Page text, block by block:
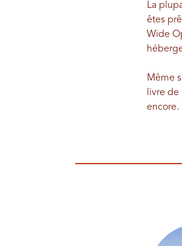
La
êtes
Wide
Même
livre
encore.